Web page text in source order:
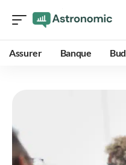
Assurer Banque